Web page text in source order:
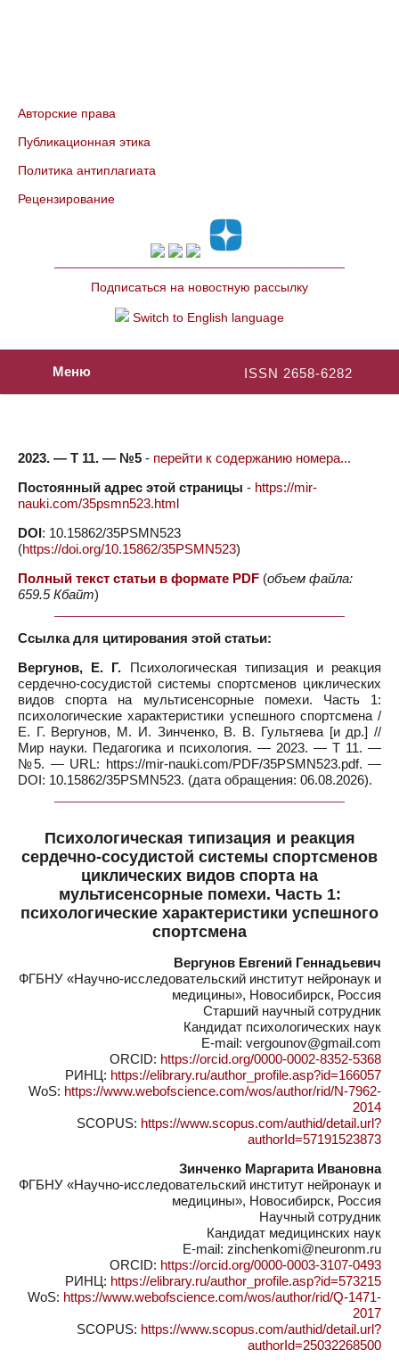
Авторские права
Публикационная этика
Политика антиплагиата
Рецензирование
Подписаться на новостную рассылку
Switch to English language
ISSN 2658-6282
Меню
2023. — Т 11. — №5 - перейти к содержанию номера...
Постоянный адрес этой страницы - https://mir-
nauki.com/35psmn523.html
DOI: 10.15862/35PSMN523
(https://doi.org/10.15862/35PSMN523)
Полный текст статьи в формате PDF (объем файла:
659.5 Кбайт)
Ссылка для цитирования этой статьи:
Вергунов, Е. Г. Психологическая типизация и реакция
сердечно-сосудистой системы спортсменов циклических
видов спорта на мультисенсорные помехи. Часть 1:
психологические характеристики успешного спортсмена /
Е. Г. Вергунов, М. И. Зинченко, В. В. Гультяева [и др.] //
Мир науки. Педагогика и психология. — 2023. — Т 11. —
№5. — URL: https://mir-nauki.com/PDF/35PSMN523.pdf. —
DOI: 10.15862/35PSMN523. (дата обращения: 06.08.2026).
Психологическая типизация и реакция
сердечно-сосудистой системы спортсменов
циклических видов спорта на
мультисенсорные помехи. Часть 1:
психологические характеристики успешного
спортсмена
Вергунов Евгений Геннадьевич
ФГБНУ «Научно-исследовательский институт нейронаук и
медицины», Новосибирск, Россия
Старший научный сотрудник
Кандидат психологических наук
E-mail: vergounov@gmail.com
ORCID: https://orcid.org/0000-0002-8352-5368
РИНЦ: https://elibrary.ru/author_profile.asp?id=166057
WoS: https://www.webofscience.com/wos/author/rid/N-7962-
2014
SCOPUS: https://www.scopus.com/authid/detail.url?
authorId=57191523873
Зинченко Маргарита Ивановна
ФГБНУ «Научно-исследовательский институт нейронаук и
медицины», Новосибирск, Россия
Научный сотрудник
Кандидат медицинских наук
E-mail: zinchenkomi@neuronm.ru
ORCID: https://orcid.org/0000-0003-3107-0493
РИНЦ: https://elibrary.ru/author_profile.asp?id=573215
WoS: https://www.webofscience.com/wos/author/rid/Q-1471-
2017
SCOPUS: https://www.scopus.com/authid/detail.url?
authorId=25032268500